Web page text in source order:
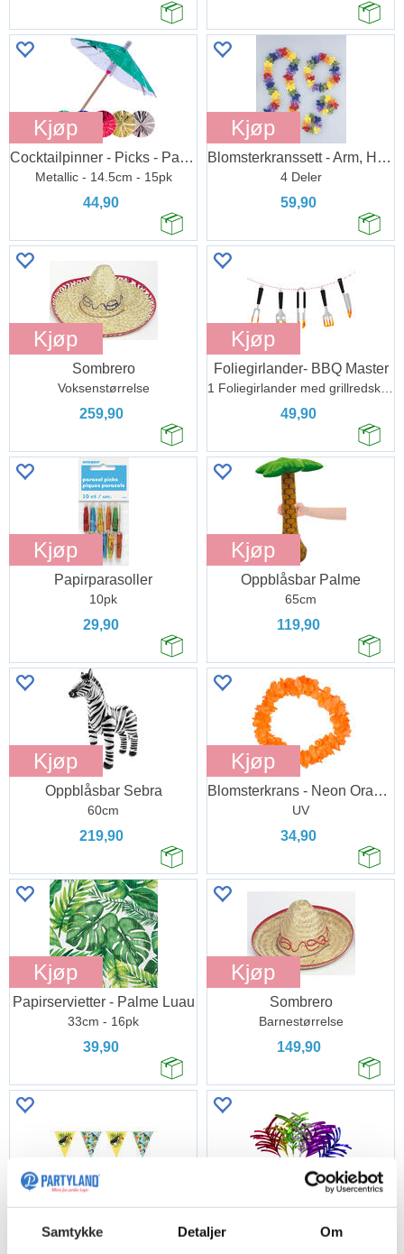
Samtykke Detaljer Om
Kjøp
Cocktailpinner - Picks - Parasoll
Metallic - 14.5cm - 15pk
44,90
Kjøp
Blomsterkranssett - Arm, Hode og Hals
4 Deler
59,90
Kjøp
Sombrero
Voksenstørrelse
259,90
Kjøp
Foliegirlander- BBQ Master
49,90
Kjøp
Papirparasoller
10pk
29,90
Kjøp
Oppblåsbar Palme
65cm
119,90
Kjøp
Oppblåsbar Sebra
60cm
219,90
Kjøp
Blomsterkrans - Neon Oransje
UV
34,90
Kjøp
Papirservietter - Palme Luau
33cm - 16pk
39,90
Kjøp
Sombrero
Barnestørrelse
149,90
Kjøp
Toucan
1 Flaggbanner i plast - 10m
Cocktailpinner - Palmer